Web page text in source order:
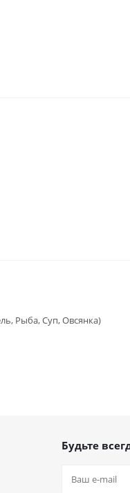
Рыба, Суп, Овсянка)
Будьте